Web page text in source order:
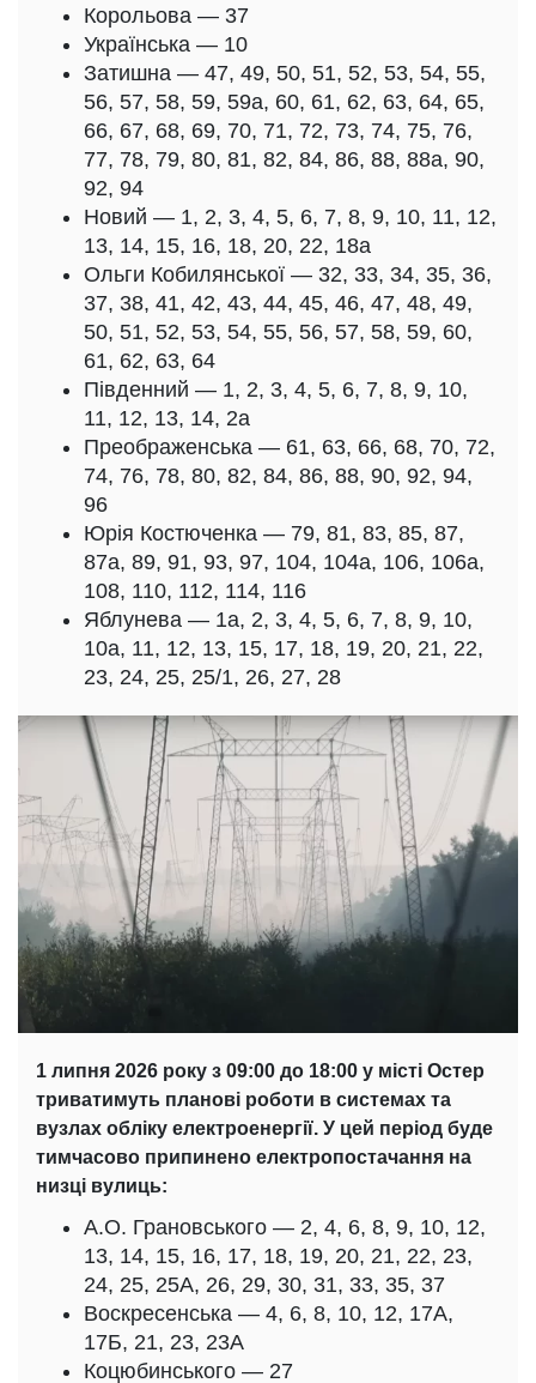
Корольова — 37
Українська — 10
Затишна — 47, 49, 50, 51, 52, 53, 54, 55,
56, 57, 58, 59, 59а, 60, 61, 62, 63, 64, 65,
66, 67, 68, 69, 70, 71, 72, 73, 74, 75, 76,
77, 78, 79, 80, 81, 82, 84, 86, 88, 88а, 90,
92, 94
Новий — 1, 2, 3, 4, 5, 6, 7, 8, 9, 10, 11, 12,
13, 14, 15, 16, 18, 20, 22, 18а
Ольги Кобилянської — 32, 33, 34, 35, 36,
37, 38, 41, 42, 43, 44, 45, 46, 47, 48, 49,
50, 51, 52, 53, 54, 55, 56, 57, 58, 59, 60,
61, 62, 63, 64
Південний — 1, 2, 3, 4, 5, 6, 7, 8, 9, 10,
11, 12, 13, 14, 2а
Преображенська — 61, 63, 66, 68, 70, 72,
74, 76, 78, 80, 82, 84, 86, 88, 90, 92, 94,
96
Юрія Костюченка — 79, 81, 83, 85, 87,
87а, 89, 91, 93, 97, 104, 104а, 106, 106а,
108, 110, 112, 114, 116
Яблунева — 1а, 2, 3, 4, 5, 6, 7, 8, 9, 10,
10а, 11, 12, 13, 15, 17, 18, 19, 20, 21, 22,
23, 24, 25, 25/1, 26, 27, 28
1 липня 2026 року з 09:00 до 18:00 у місті Остер
триватимуть планові роботи в системах та
вузлах обліку електроенергії. У цей період буде
тимчасово припинено електропостачання на
низці вулиць:
А.О. Грановського — 2, 4, 6, 8, 9, 10, 12,
13, 14, 15, 16, 17, 18, 19, 20, 21, 22, 23,
24, 25, 25А, 26, 29, 30, 31, 33, 35, 37
Воскресенська — 4, 6, 8, 10, 12, 17А,
17Б, 21, 23, 23А
Коцюбинського — 27